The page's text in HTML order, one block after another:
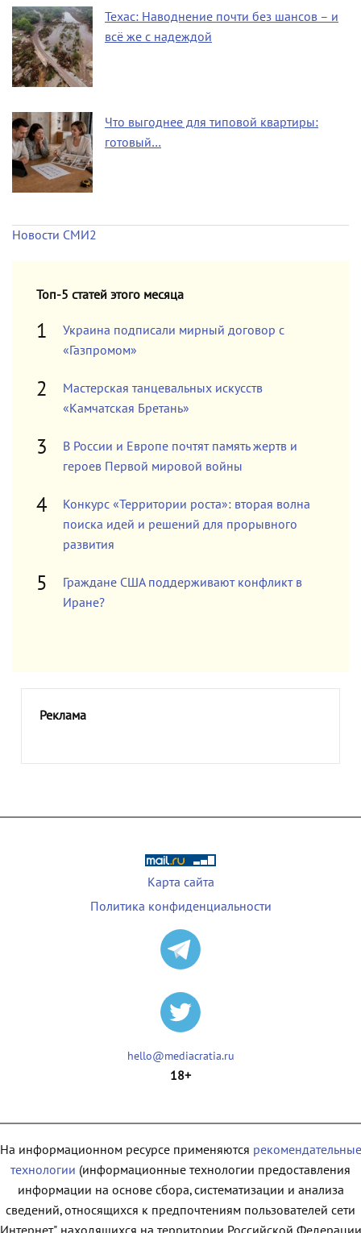
Техас: Наводнение почти без шансов – и
всё же с надеждой
Что выгоднее для типовой квартиры:
готовый…
Новости СМИ2
Топ-5 статей этого месяца
Украина подписали мирный договор с
«Газпромом»
Мастерская танцевальных искусств
«Камчатская Бретань»
В России и Европе почтят память жертв и
героев Первой мировой войны
Конкурс «Территории роста»: вторая волна
поиска идей и решений для прорывного
развития
Граждане США поддерживают конфликт в
Иране?
Реклама
Карта сайта
Политика конфиденциальности
hello@mediacratia.ru
18+
На информационном ресурсе применяются рекомендательные
технологии (информационные технологии предоставления
информации на основе сбора, систематизации и анализа
сведений, относящихся к предпочтениям пользователей сети